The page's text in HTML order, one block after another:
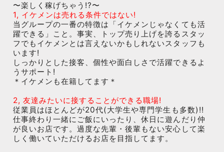
〜楽しく稼げちゃう!?〜
1, イケメンは売れる条件ではない!
当グループの一番の特徴は「イケメンじゃなくても活
躍できる」こと。事実、トップ売り上げを誇るスタッ
フでもイケメンとは言えないかもしれないスタッフも
います!
しっかりとした接客、個性や面白しさで活躍できるよ
うサポート!
＊イケメンも在籍してます＊
2, 友達みたいに接することができる職場!
従業員はほとんどが20代(大学生や専門学生も多数)!!
仕事終わり一緒にご飯にいったり、休日に遊んだり仲
が良いお店です。過度な先輩・後輩もない安心して楽
しく働いていただけるお店を目指してます。